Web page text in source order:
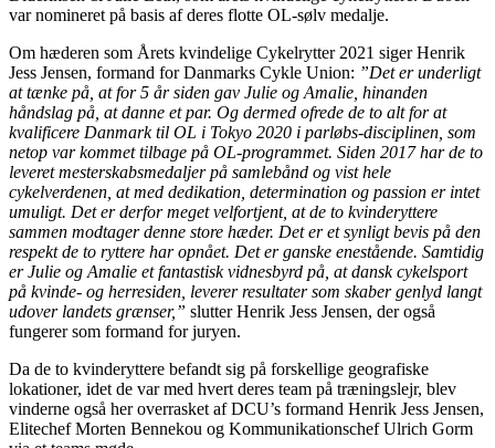
var nomineret på basis af deres flotte OL-sølv medalje.
Om hæderen som Årets kvindelige Cykelrytter 2021 siger Henrik
Jess Jensen, formand for Danmarks Cykle Union: ”Det er underligt
at tænke på, at for 5 år siden gav Julie og Amalie, hinanden
håndslag på, at danne et par. Og dermed ofrede de to alt for at
kvalificere Danmark til OL i Tokyo 2020 i parløbs-disciplinen, som
netop var kommet tilbage på OL-programmet. Siden 2017 har de to
leveret mesterskabsmedaljer på samlebånd og vist hele
cykelverdenen, at med dedikation, determination og passion er intet
umuligt. Det er derfor meget velfortjent, at de to kvinderyttere
sammen modtager denne store hæder. Det er et synligt bevis på den
respekt de to ryttere har opnået. Det er ganske enestående. Samtidig
er Julie og Amalie et fantastisk vidnesbyrd på, at dansk cykelsport
på kvinde- og herresiden, leverer resultater som skaber genlyd langt
udover landets grænser,” slutter Henrik Jess Jensen, der også
fungerer som formand for juryen.
Da de to kvinderyttere befandt sig på forskellige geografiske
lokationer, idet de var med hvert deres team på træningslejr, blev
vinderne også her overrasket af DCU’s formand Henrik Jess Jensen,
Elitechef Morten Bennekou og Kommunikationschef Ulrich Gorm